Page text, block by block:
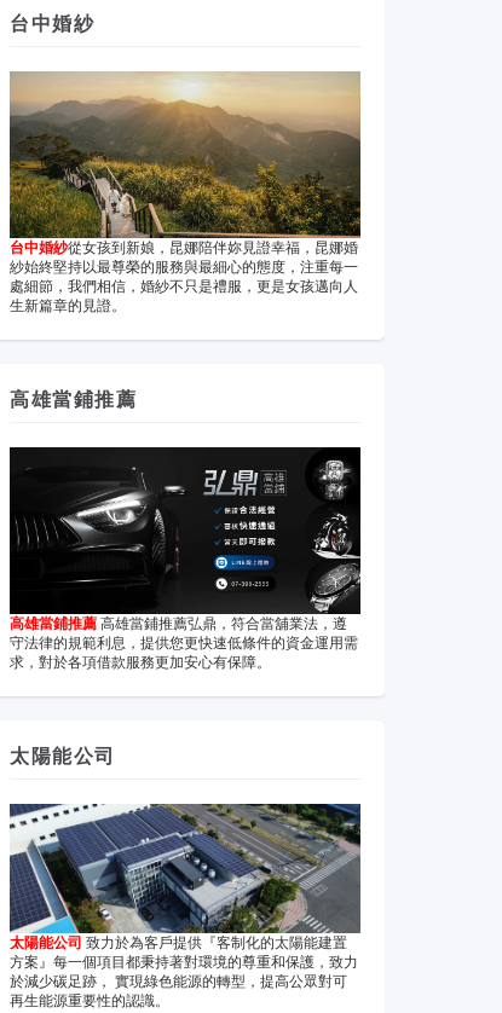
台中婚紗
台中婚紗從女孩到新娘，昆娜陪伴妳見證幸福，昆娜婚
紗始終堅持以最尊榮的服務與最細心的態度，注重每一
處細節，我們相信，婚紗不只是禮服，更是女孩邁向人
生新篇章的見證。
高雄當鋪推薦
高雄當鋪推薦高雄當鋪推薦弘鼎，符合當舖業法，遵
守法律的規範利息，提供您更快速低條件的資金運用需
求，對於各項借款服務更加安心有保障。
太陽能公司
太陽能公司 致力於為客戶提供『客制化的太陽能建置
方案』每一個項目都秉持著對環境的尊重和保護，致力
於減少碳足跡， 實現綠色能源的轉型，提高公眾對可
再生能源重要性的認識。